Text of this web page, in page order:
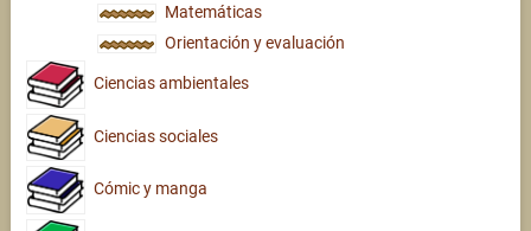
Matemáticas
Orientación y evaluación
Ciencias ambientales
Ciencias sociales
Cómic y manga